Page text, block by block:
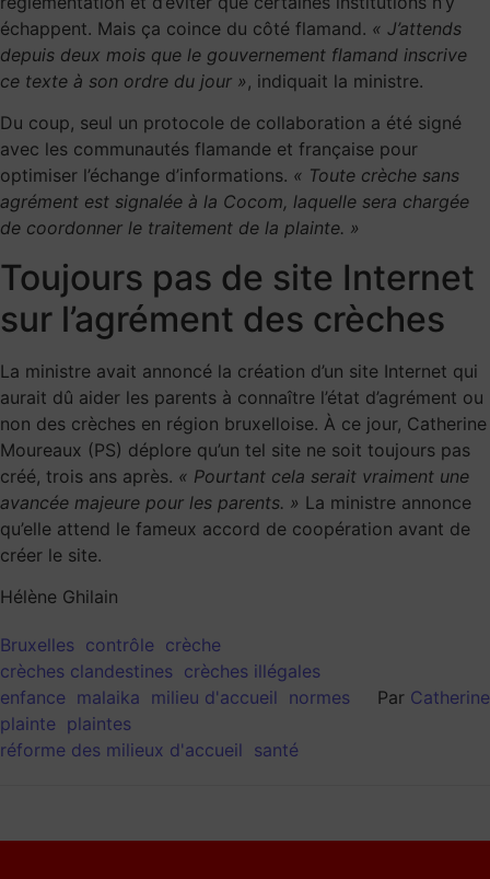
échappent. Mais ça coince du côté flamand. « J’attends
depuis deux mois que le gouvernement flamand inscrive
ce texte à son ordre du jour » , indiquait la ministre.
Du coup, seul un protocole de collaboration a été signé
avec les communautés flamande et française pour
optimiser l’échange d’informations. « Toute crèche sans
agrément est signalée à la Cocom, laquelle sera chargée
de coordonner le traitement de la plainte. »
Toujours pas de site Internet
sur l’agrément des crèches
La ministre avait annoncé la création d’un site Internet qui
aurait dû aider les parents à connaître l’état d’agrément ou
non des crèches en région bruxelloise. À ce jour, Catherine
Moureaux (PS) déplore qu’un tel site ne soit toujours pas
créé, trois ans après. « Pourtant cela serait vraiment une
avancée majeure pour les parents. » La ministre annonce
qu’elle attend le fameux accord de coopération avant de
créer le site.
Hélène Ghilain
Bruxelles contrôle crèche
crèches clandestines crèches illégales
enfance malaika milieu d'accueil normes
plainte plaintes
réforme des milieux d'accueil santé
Par Catherine